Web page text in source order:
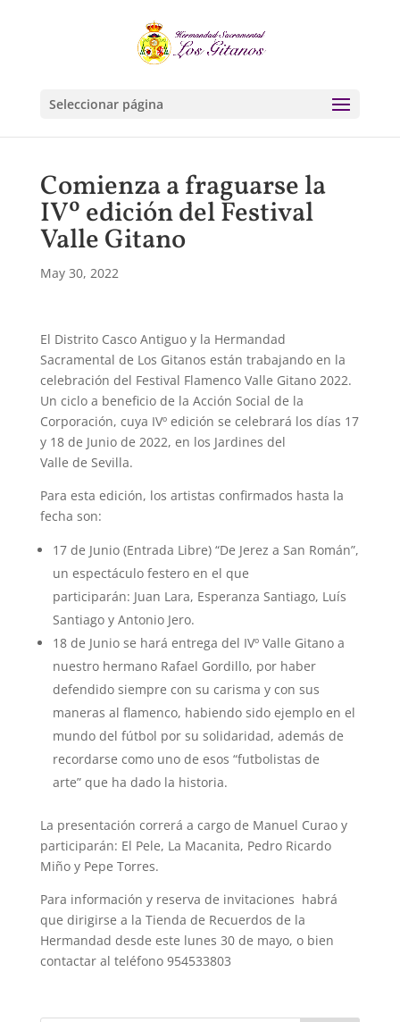
Seleccionar página
Comienza a fraguarse la
IVº edición del Festival
Valle Gitano
May 30, 2022
El Distrito Casco Antiguo y la Hermandad
Sacramental de Los Gitanos están trabajando en la
celebración del Festival Flamenco Valle Gitano 2022.
Un ciclo a beneficio de la Acción Social de la
Corporación, cuya IVº edición se celebrará los días 17
y 18 de Junio de 2022, en los Jardines del
Valle de Sevilla.
Para esta edición, los artistas confirmados hasta la
fecha son:
17 de Junio (Entrada Libre) “De Jerez a San Román”,
un espectáculo festero en el que
participarán: Juan Lara, Esperanza Santiago, Luís
Santiago y Antonio Jero.
18 de Junio se hará entrega del IVº Valle Gitano a
nuestro hermano Rafael Gordillo, por haber
defendido siempre con su carisma y con sus
maneras al flamenco, habiendo sido ejemplo en el
mundo del fútbol por su solidaridad, además de
recordarse como uno de esos “futbolistas de
arte” que ha dado la historia.
La presentación correrá a cargo de Manuel Curao y
participarán: El Pele, La Macanita, Pedro Ricardo
Miño y Pepe Torres.
Para información y reserva de invitaciones habrá
que dirigirse a la Tienda de Recuerdos de la
Hermandad desde este lunes 30 de mayo, o bien
contactar al teléfono 954533803